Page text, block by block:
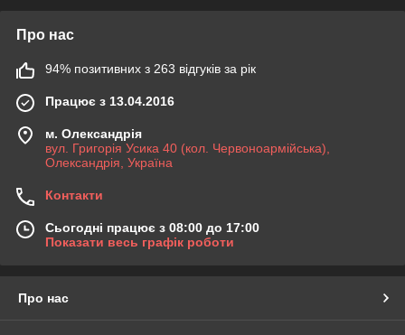
Про нас
94% позитивних з 263 відгуків за рік
Працює з 13.04.2016
м. Олександрія
вул. Григорія Усика 40 (кол. Червоноармійська),
Олександрія, Україна
Контакти
Сьогодні працює з 08:00 до 17:00
Показати весь графік роботи
Про нас